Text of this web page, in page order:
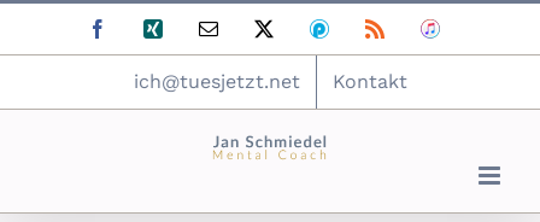
FacebookXing
E-
Podomatic ITunes
ich@tuesjetzt.net Kontakt